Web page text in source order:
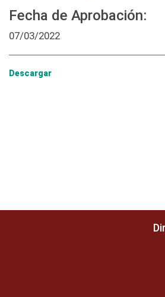
Fecha de Aprobación:
07/03/2022
Descargar